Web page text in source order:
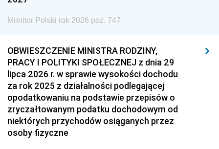
Monitor Polski rok 2026 poz. 747
OBWIESZCZENIE MINISTRA RODZINY,
PRACY I POLITYKI SPOŁECZNEJ z dnia 29
lipca 2026 r. w sprawie wysokości dochodu
za rok 2025 z działalności podlegającej
opodatkowaniu na podstawie przepisów o
zryczałtowanym podatku dochodowym od
niektórych przychodów osiąganych przez
osoby fizyczne